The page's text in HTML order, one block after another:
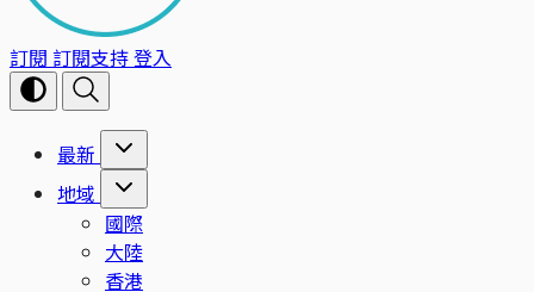
訂閱 訂閱支持登入
最新
地域
國際
大陸
香港